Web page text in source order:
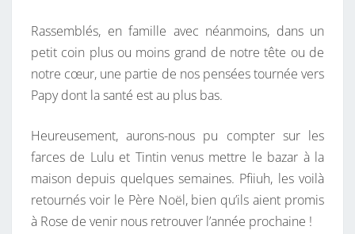
Rassemblés, en famille avec néanmoins, dans un
petit coin plus ou moins grand de notre tête ou de
notre cœur, une partie de nos pensées tournée vers
Papy dont la santé est au plus bas.
Heureusement, aurons-nous pu compter sur les
farces de Lulu et Tintin venus mettre le bazar à la
maison depuis quelques semaines. Pfiiuh, les voilà
retournés voir le Père Noël, bien qu’ils aient promis
à Rose de venir nous retrouver l’année prochaine !